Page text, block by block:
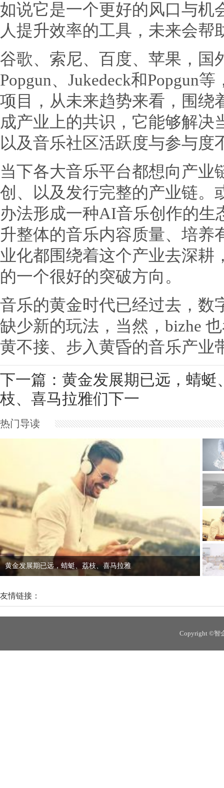
如说它是一个更好的风口与机
人提升效率的工具，未来会帮
谷歌、索尼、百度、苹果，国
Popgun、Jukedeck和Popgun
项目，从未来趋势来看，围绕
成产业上的共识，它能够解决
以及音乐社区活跃度与参与度
当下各大音乐平台都想向产业
创、以及发行完整的产业链。
办法形成一种AI音乐创作的生
升整体的音乐内容质量、培养
业化都围绕着这个产业去深耕
的一个很好的突破方向。
音乐的黄金时代已经过去，数
缺少新的玩法，当然，bizhe
黄不接、步入黄昏的音乐产业
下一篇： 黄金发展期已远，蜻蜓
枝、喜马拉雅们下一
热门导读
宝宝树6个月亏损21亿 平台上市比养娃难？
友情链接：
Copyright ©智